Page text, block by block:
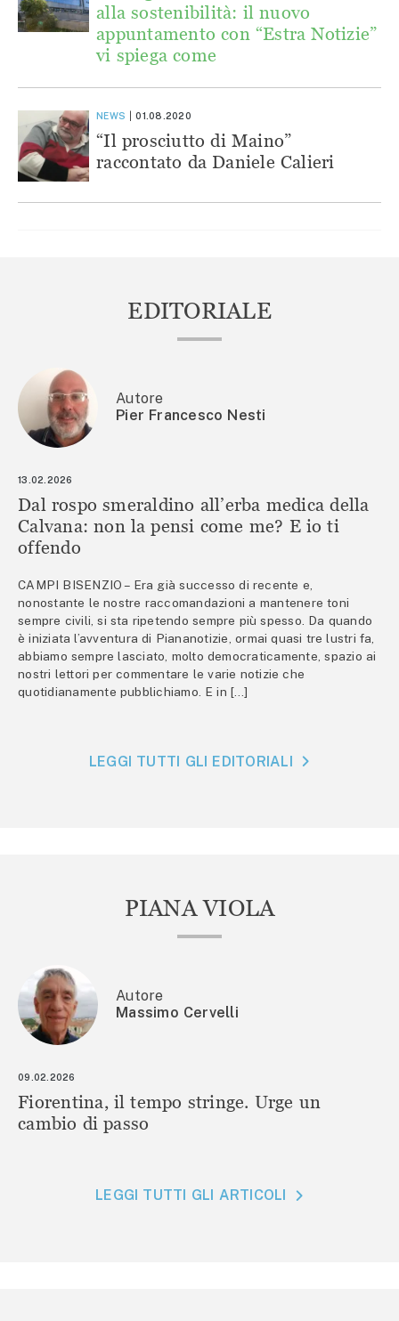
alla sostenibilità: il nuovo
appuntamento con “Estra Notizie”
vi spiega come
NEWS 01.08.2020
“Il prosciutto di Maino”
raccontato da Daniele Calieri
EDITORIALE
Autore
Pier Francesco Nesti
13.02.2026
Dal rospo smeraldino all’erba medica della
Calvana: non la pensi come me? E io ti
offendo
CAMPI BISENZIO – Era già successo di recente e,
nonostante le nostre raccomandazioni a mantenere toni
sempre civili, si sta ripetendo sempre più spesso. Da quando
è iniziata l’avventura di Piananotizie, ormai quasi tre lustri fa,
abbiamo sempre lasciato, molto democraticamente, spazio ai
nostri lettori per commentare le varie notizie che
quotidianamente pubblichiamo. E in […]
LEGGI TUTTI GLI EDITORIALI
PIANA VIOLA
Autore
Massimo Cervelli
09.02.2026
Fiorentina, il tempo stringe. Urge un
cambio di passo
LEGGI TUTTI GLI ARTICOLI